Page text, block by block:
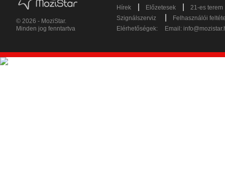
© 2026 - MoziStar.
Minden jog fenntartva
Hírek Előzetesek
21-es terem
Szignálszerviz
Felhasználói
Elérhetőségek:
Email: